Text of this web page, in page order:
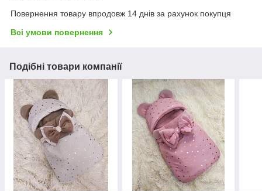
Повернення товару впродовж 14 днів за рахунок покупця
Всі умови повернення
Подібні товари компанії